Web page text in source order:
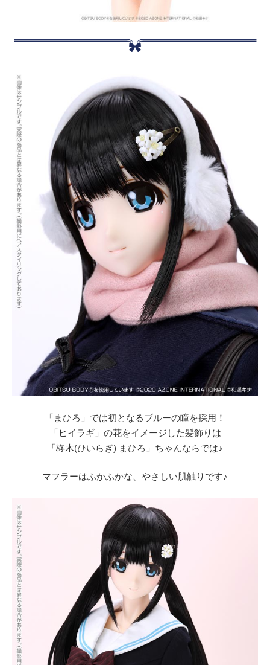
「まひろ」では初となるブルーの瞳を採用！
「ヒイラギ」の花をイメージした髪飾りは
「柊木(ひいらぎ) まひろ」ちゃんならでは♪
マフラーはふかふかな、やさしい肌触りです♪